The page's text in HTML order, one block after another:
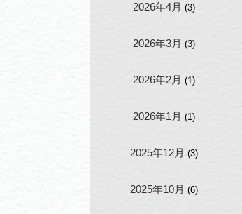
2026年4月 (3)
2026年3月 (3)
2026年2月 (1)
2026年1月 (1)
2025年12月 (3)
2025年10月 (6)